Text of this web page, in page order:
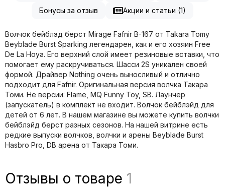
Бонусы за отзыв
Акции и статьи (1)
Волчок бейблэд берст Mirage Fafnir B-167 от Takara Tomy
Beyblade Burst Sparking легендарен, как и его хозяин Free
De La Hoya. Его верхний слой имеет резиновые вставки, что
помогает ему раскручиваться. Шасси 2S уникален своей
формой. Драйвер Nothing очень выносливый и отлично
подходит для Fafnir. Оригинальная версия волчка Такара
Томи. Не версии: Flame, MQ Funny Toy, SB. Лаунчер
(запускатель) в комплект не входит. Волчок бейблэйд для
детей от 6 лет. В нашем магазине вы можете купить волчки
бейблэйд берст разных сезонов. На нашей витрине есть
редкие выпуски волчков, волчки и арены Beyblade Burst
Hasbro Pro, DB арена от Такара Томи.
Отзывы о товаре 1